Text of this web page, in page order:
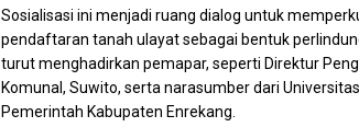
Sosialisasi ini menjadi ruang dialog untuk
pendaftaran tanah ulayat sebagai bentuk
turut menghadirkan pemapar, seperti Direktur
Komunal, Suwito, serta narasumber dari
Pemerintah Kabupaten Enrekang.